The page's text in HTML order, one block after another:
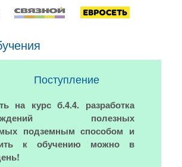
Поступление
на курс б.4.4. разработка
полезных
подземным способом и
к обучению можно в